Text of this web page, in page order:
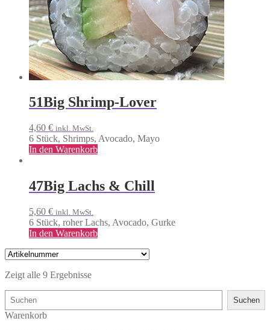
51Big Shrimp-Lover
4,60 € inkl. MwSt.
6 Stück, Shrimps, Avocado, Mayo
In den Warenkorb
47Big Lachs & Chill
5,60 € inkl. MwSt.
6 Stück, roher Lachs, Avocado, Gurke
In den Warenkorb
Zeigt alle 9 Ergebnisse
Suchen
Suchen
Warenkorb